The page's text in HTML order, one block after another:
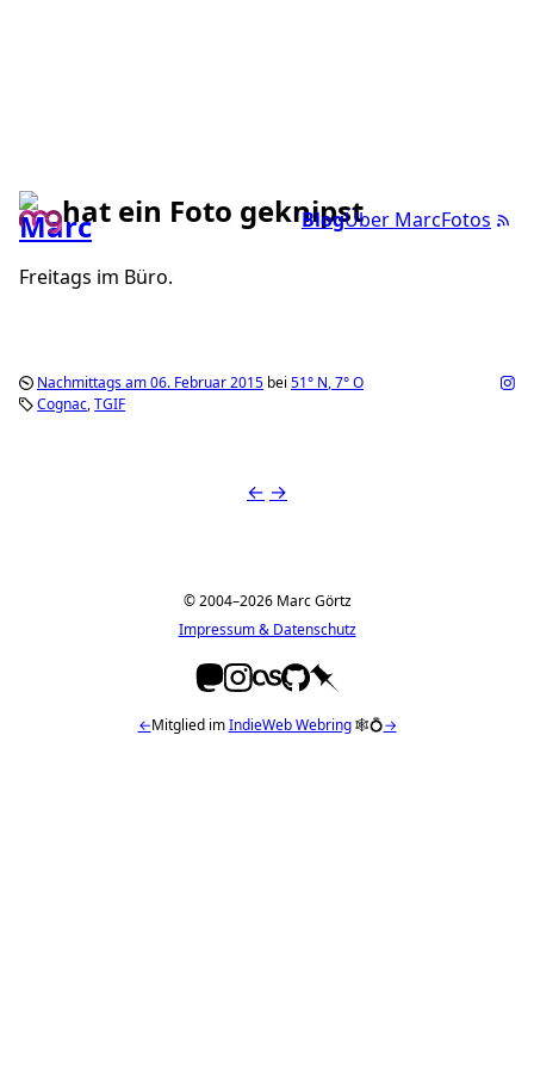
BlogÜber MarcFotos
hat ein Foto geknipst
Freitags im Büro.
Nachmittags am 06. Februar 2015 bei 51° N,7°O
Cognac TGIF
← →
© 2004–2026 Marc Görtz
Impressum & Datenschutz
←Mitglied imIndieWeb Webring🕸💍→